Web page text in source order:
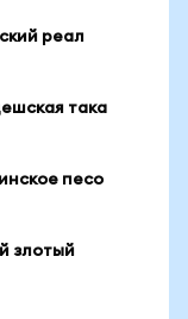
реал
така
песо
злотый